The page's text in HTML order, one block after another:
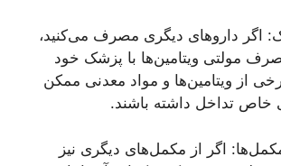
اگر دارو‌های دیگری مصرف می‌کنید،
مولتی ویتامین‌ها با پزشک خود
از ویتامین‌ها و مواد معدنی ممکن
خاص تداخل داشته باشند.
اگر از مکمل‌های دیگری نیز